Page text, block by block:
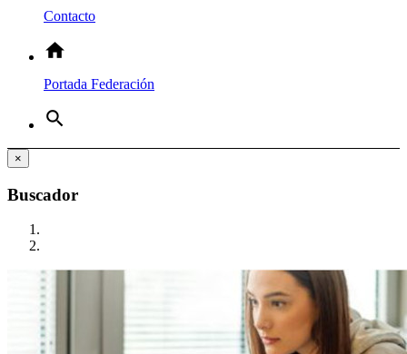
Contacto
home
Portada Federación
search
×
Buscador